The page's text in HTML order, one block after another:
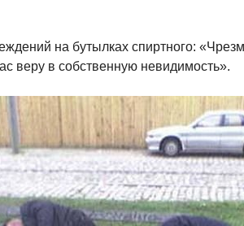
на бутылках спиртного:
веру в собственную невидимость».